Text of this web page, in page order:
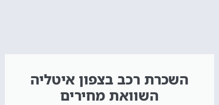
השכרת רכב בצפון איטליה
השוואת מחירים